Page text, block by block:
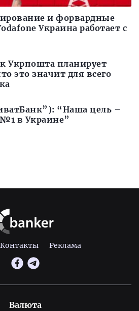
и форвардные
Украина работает с
Укрпошта планирует
это значит для всего
“Наша цель –
в Украине”
Контакты Реклама
Валюта